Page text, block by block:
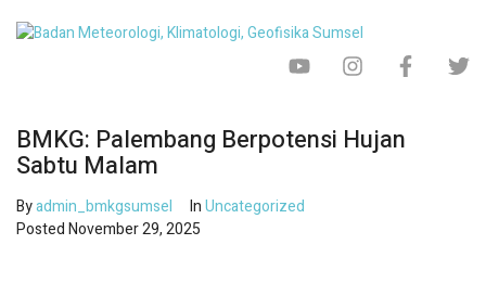
BMKG: Palembang Berpotensi Hujan
Sabtu Malam
Byadmin_bmkgsumsel InUncategorized
PostedNovember 29, 2025